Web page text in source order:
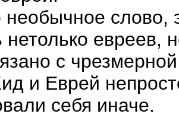
слово,
нетолько евреев,
с
и Еврей
себя иначе.